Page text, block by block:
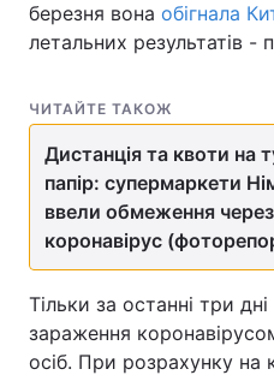
березня вона обігнала
летальних результатів -
ЧИТАЙТЕ ТАКОЖ
Дистанція та квоти на
папір: супермаркети
ввели обмеження через
коронавірус
Тільки за останні три дні
зараження
осіб. При розрахунку на